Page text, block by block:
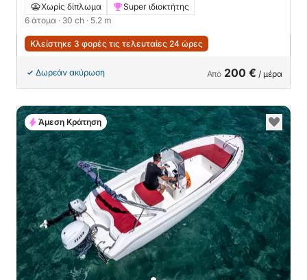
Χωρίς δίπλωμα
Super ιδιοκτήτης
6 άτομα · 30 ch · 5.2 m
Κλείστηκε 3 φορές τις τελευταίες 24 ώρες
Δωρεάν ακύρωση Από 200 € / μέρα
Άμεση Κράτηση